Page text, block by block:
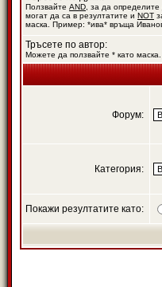
Ползвайте AND , за да
могат да са в резултатите и NOT
маска. Пример: *ива* връща
Тръсете по автор:
Можете да ползвайте * като маска.
Форум:
Категория:
Покажи резултатите като: